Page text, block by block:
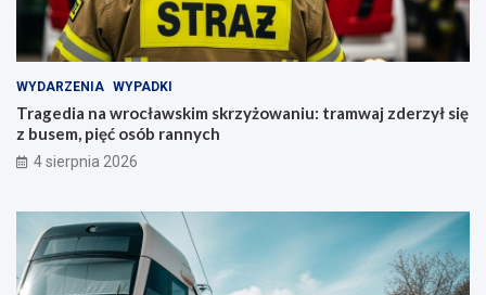
WYDARZENIA WYPADKI
Tragedia na wrocławskim skrzyżowaniu: tramwaj zderzył się
z busem, pięć osób rannych
4 sierpnia 2026